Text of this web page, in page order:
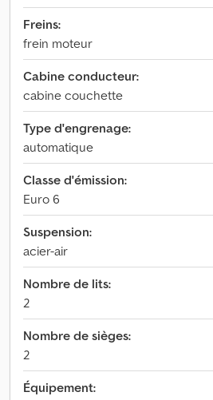
Freins:
frein moteur
Cabine conducteur:
cabine couchette
Type d'engrenage:
automatique
Classe d'émission:
Euro 6
Suspension:
acier-air
Nombre de lits:
2
Nombre de sièges:
2
Équipement: